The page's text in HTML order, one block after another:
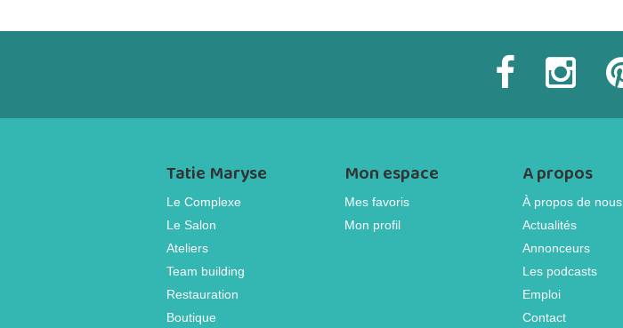
Tatie Maryse
Le Complexe
Le Salon
Ateliers
Team building
Restauration
Boutique
Mon espace
Mes favoris
Mon profil
A propos
À propos de nous
Actualités
Annonceurs
Les podcasts
Emploi
Contact